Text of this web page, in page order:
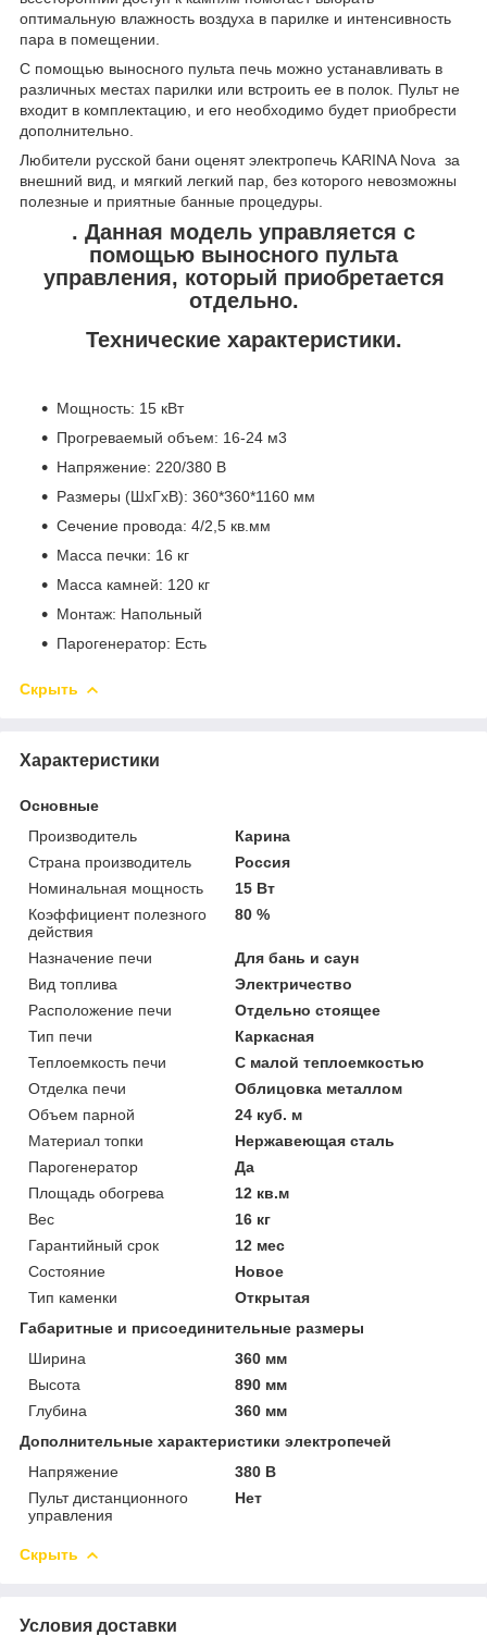
оптимальную влажность воздуха в парилке и интенсивность
пара в помещении.
С помощью выносного пульта печь можно устанавливать в
различных местах парилки или встроить ее в полок. Пульт не
входит в комплектацию, и его необходимо будет приобрести
дополнительно.
Любители русской бани оценят электропечь KARINA Nova за
внешний вид, и мягкий легкий пар, без которого невозможны
полезные и приятные банные процедуры.
. Данная модель управляется с
помощью выносного пульта
управления, который приобретается
отдельно.
Технические характеристики.
Мощность: 15 кВт
Прогреваемый объем: 16-24 м3
Напряжение: 220/380 В
Размеры (ШхГхВ): 360*360*1160 мм
Сечение провода: 4/2,5 кв.мм
Масса печки: 16 кг
Масса камней: 120 кг
Монтаж: Напольный
Парогенератор: Есть
Скрыть
Характеристики
Основные
Производитель
Карина
Страна производитель
Россия
Номинальная мощность
15 Вт
Коэффициент полезного
действия
80 %
Назначение печи
Для бань и саун
Вид топлива
Электричество
Расположение печи
Отдельно стоящее
Тип печи
Каркасная
Теплоемкость печи
С малой теплоемкостью
Отделка печи
Облицовка металлом
Объем парной
24 куб. м
Материал топки
Нержавеющая сталь
Парогенератор
Да
Площадь обогрева
12 кв.м
Вес
16 кг
Гарантийный срок
12 мес
Состояние
Новое
Тип каменки
Открытая
Габаритные и присоединительные размеры
Ширина
360 мм
Высота
890 мм
Глубина
360 мм
Дополнительные характеристики электропечей
Напряжение
380 В
Пульт дистанционного
управления
Нет
Скрыть
Условия доставки